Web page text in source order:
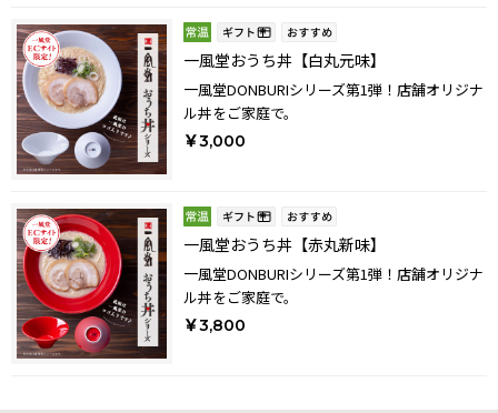
一風堂おうち丼【白丸元味】
一風堂DONBURIシリーズ第1弾！店舗オリジナ
ル丼をご家庭で。
￥3,000
一風堂おうち丼【赤丸新味】
一風堂DONBURIシリーズ第1弾！店舗オリジナ
ル丼をご家庭で。
￥3,800